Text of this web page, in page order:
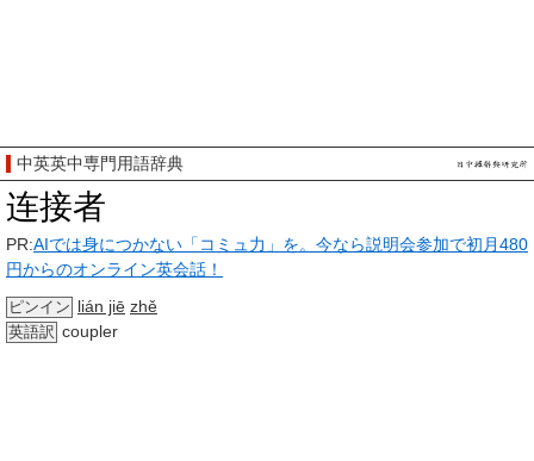
中英英中専門用語辞典
连接者
PR:AIでは身につかない「コミュ力」を。今なら説明会参加で初月480
円からのオンライン英会話！
ピンイン lián jiē zhě
英語訳 coupler